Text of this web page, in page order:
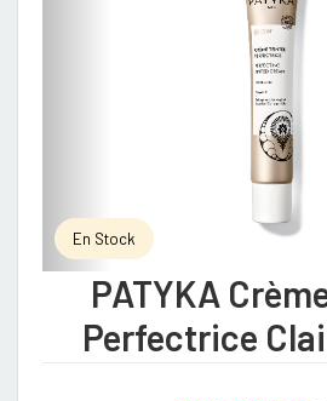
En Stock
PATYKA
Perfectrice